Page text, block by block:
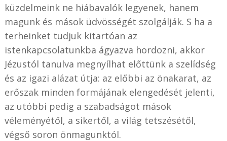
küzdelmeink ne hiábavalók legyenek, hanem
magunk és mások üdvösségét szolgálják. S ha a
terheinket tudjuk kitartóan az
istenkapcsolatunkba ágyazva hordozni, akkor
Jézustól tanulva megnyílhat előttünk a szelídség
és az igazi alázat útja: az előbbi az önakarat, az
erőszak minden formájának elengedését jelenti,
az utóbbi pedig a szabadságot mások
véleményétől, a sikertől, a világ tetszésétől,
végső soron önmagunktól.